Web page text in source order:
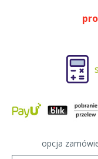
opcja